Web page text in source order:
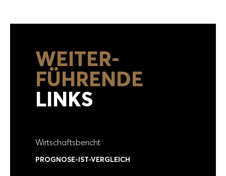
WEITER­
FÜHRENDE
LINKS
Wirtschaftsbericht
PROGNOSE-IST-VERGLEICH